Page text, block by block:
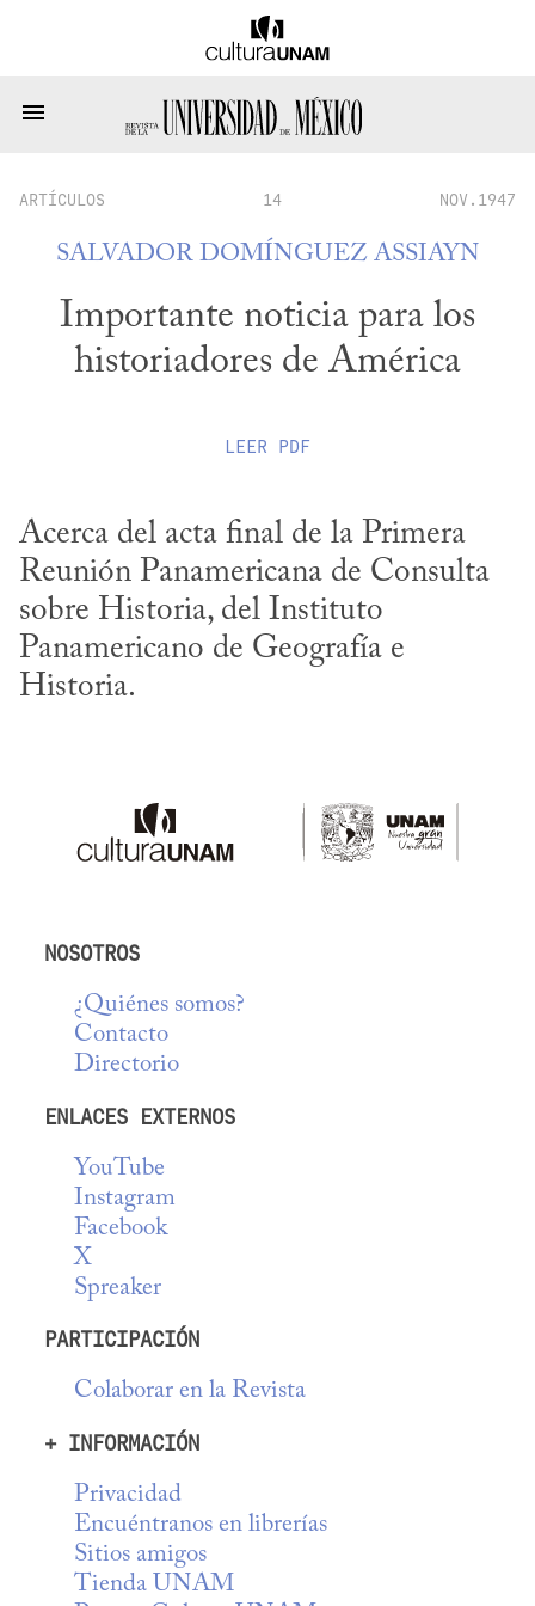
ARTÍCULOS 14 NOV.1947
SALVADOR DOMÍNGUEZ ASSIAYN
Importante noticia para los
historiadores de América
LEER PDF
Acerca del acta final de la Primera
Reunión Panamericana de Consulta
sobre Historia, del Instituto
Panamericano de Geografía e
Historia.
NOSOTROS
¿Quiénes somos?
Contacto
Directorio
ENLACES EXTERNOS
YouTube
Instagram
Facebook
X
Spreaker
PARTICIPACIÓN
Colaborar en la Revista
+ INFORMACIÓN
Privacidad
Encuéntranos en librerías
Sitios amigos
Tienda UNAM